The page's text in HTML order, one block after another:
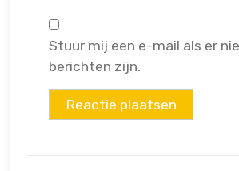
Stuur mij een e-mail als er
berichten zijn.